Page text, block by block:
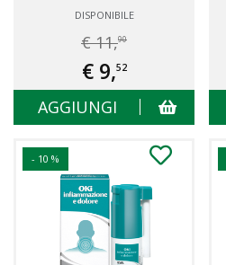
DISPONIBILE
€ 11,90
€ 9,52
AGGIUNGI
- 10 %